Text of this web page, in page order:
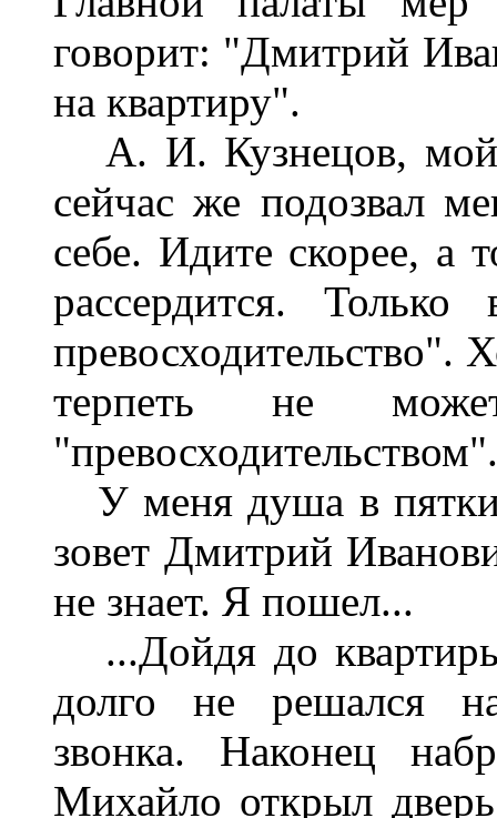
говорит: "Дмитрий
на квартиру".
А. И. Кузнецов, мой
сейчас же подозвал
себе. Идите скорее, а
рассердится.
превосходительство".
терпеть не
"превосходительством".
У меня душа в
зовет Дмитрий
не знает. Я пошел...
...Дойдя до
долго не решался
звонка. Наконец
Михайло открыл